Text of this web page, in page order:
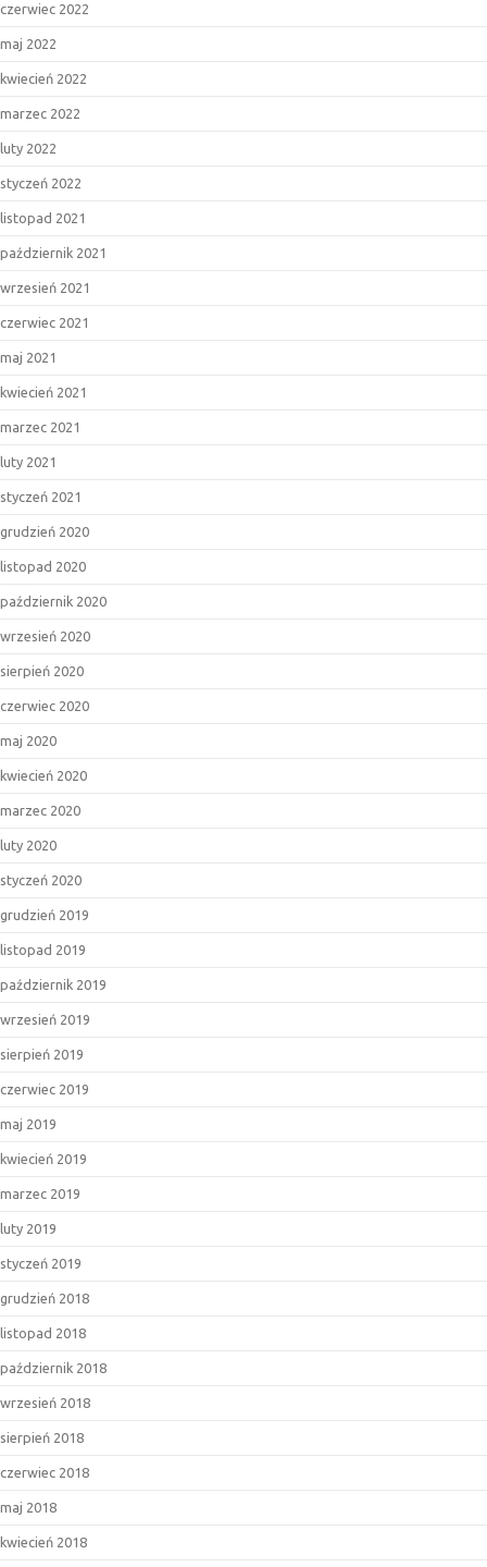
czerwiec 2022
maj 2022
kwiecień 2022
marzec 2022
luty 2022
styczeń 2022
listopad 2021
październik 2021
wrzesień 2021
czerwiec 2021
maj 2021
kwiecień 2021
marzec 2021
luty 2021
styczeń 2021
grudzień 2020
listopad 2020
październik 2020
wrzesień 2020
sierpień 2020
czerwiec 2020
maj 2020
kwiecień 2020
marzec 2020
luty 2020
styczeń 2020
grudzień 2019
listopad 2019
październik 2019
wrzesień 2019
sierpień 2019
czerwiec 2019
maj 2019
kwiecień 2019
marzec 2019
luty 2019
styczeń 2019
grudzień 2018
listopad 2018
październik 2018
wrzesień 2018
sierpień 2018
czerwiec 2018
maj 2018
kwiecień 2018